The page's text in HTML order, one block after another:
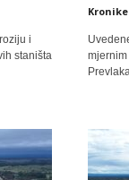
i
staništa